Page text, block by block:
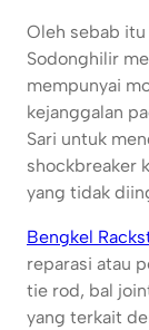
Oleh sebab
Sodonghilir
mempunyai
kejanggalan
Sari untuk
shockbreaker
yang tidak
Bengkel
reparasi atau
tie rod, bal
yang terkait